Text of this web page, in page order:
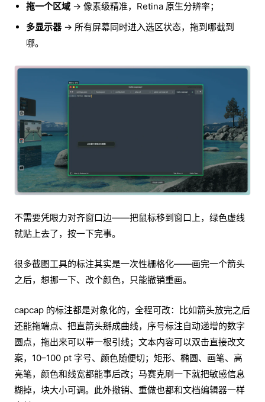
拖一个区域 → 像素级精准，Retina 原生分辨率；
多显示器→ 所有屏幕同时进入选区状态，拖到哪截到
哪。
不需要凭眼力对齐窗口边——把鼠标移到窗口上，绿色虚线
就贴上去了，按一下完事。
很多截图工具的标注其实是一次性栅格化——画完一个箭头
之后，想挪一下、改个颜色，只能撤销重画。
capcap 的标注都是对象化的，全程可改：比如箭头放完之后
还能拖端点、把直箭头掰成曲线，序号标注自动递增的数字
圆点，拖出来可以带一根引线；文本内容可以双击直接改文
案，10–100 pt 字号、颜色随便切；矩形、椭圆、画笔、高
亮笔，颜色和线宽都能事后改；马赛克刷一下就把敏感信息
糊掉，块大小可调。此外撤销、重做也都和文档编辑器一样